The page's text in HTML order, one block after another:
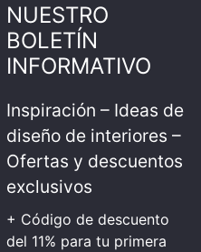
NUESTRO
BOLETÍN
INFORMATIVO
Inspiración – Ideas de
diseño de interiores –
Ofertas y descuentos
exclusivos
+ Código de descuento
del 11% para tu primera